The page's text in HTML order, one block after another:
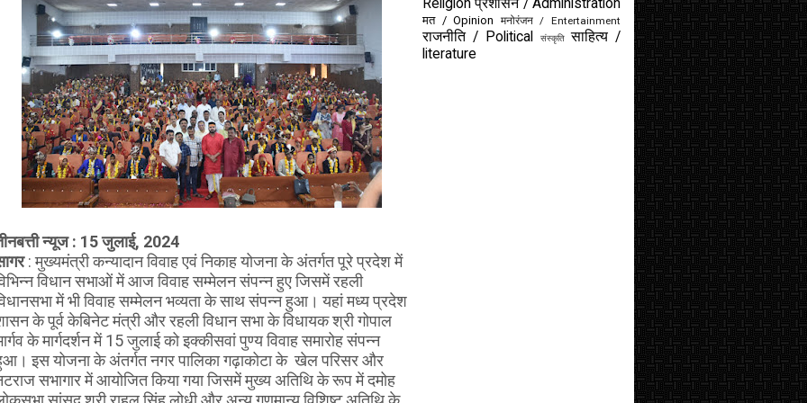
न्यूज : 15 जुलाई, 2024
: मुख्यमंत्री कन्यादान विवाह एवं निकाह योजना के अंतर्गत पूरे प्रदेश में
विधान सभाओं में आज विवाह सम्मेलन संपन्न हुए जिसमें रहली
में भी विवाह सम्मेलन भव्यता के साथ संपन्न हुआ। यहां मध्य प्रदेश
के पूर्व केबिनेट मंत्री और रहली विधान सभा के विधायक श्री गोपाल
के मार्गदर्शन में 15 जुलाई को इक्कीसवां पुण्य विवाह समारोह संपन्न
इस योजना के अंतर्गत नगर पालिका गढ़ाकोटा के खेल परिसर और
सभागार में आयोजित किया गया जिसमें मुख्य अतिथि के रूप में दमोह
Religion प्रशासन / Administration
मत / Opinion मनोरंजन / Entertainment
राजनीति / Political संस्कृति साहित्य /
literature